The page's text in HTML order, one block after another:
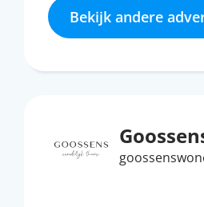
Bekijk andere